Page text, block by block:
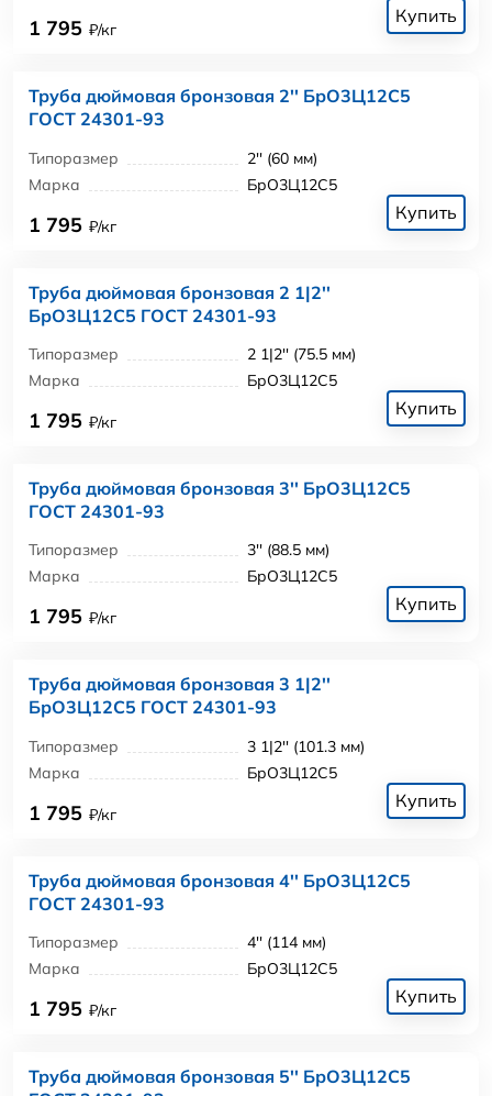
1 795 ₽/кг
Купить
Труба дюймовая бронзовая 2'' БрО3Ц12С5
ГОСТ 24301-93
Типоразмер
2'' (60 мм)
Марка
БрО3Ц12С5
1 795 ₽/кг
Купить
Труба дюймовая бронзовая 2 1|2''
БрО3Ц12С5 ГОСТ 24301-93
Типоразмер
2 1|2'' (75.5 мм)
Марка
БрО3Ц12С5
1 795 ₽/кг
Купить
Труба дюймовая бронзовая 3'' БрО3Ц12С5
ГОСТ 24301-93
Типоразмер
3'' (88.5 мм)
Марка
БрО3Ц12С5
1 795 ₽/кг
Купить
Труба дюймовая бронзовая 3 1|2''
БрО3Ц12С5 ГОСТ 24301-93
Типоразмер
3 1|2'' (101.3 мм)
Марка
БрО3Ц12С5
1 795 ₽/кг
Купить
Труба дюймовая бронзовая 4'' БрО3Ц12С5
ГОСТ 24301-93
Типоразмер
4'' (114 мм)
Марка
БрО3Ц12С5
1 795 ₽/кг
Купить
Труба дюймовая бронзовая 5'' БрО3Ц12С5